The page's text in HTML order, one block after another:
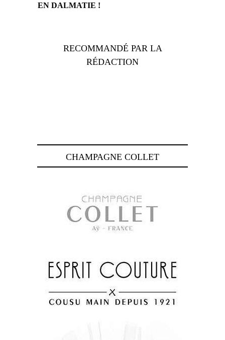
EN DALMATIE !
RECOMMANDÉ PAR LA
RÉDACTION
CHAMPAGNE COLLET